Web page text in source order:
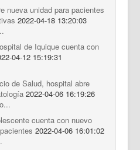
nueva unidad para pacientes
2022-04-18 13:20:03
de Iquique cuenta con
04-12 15:19:31
de Salud, hospital abre
2022-04-06 16:19:26
cuenta con nuevo
2022-04-06 16:01:02